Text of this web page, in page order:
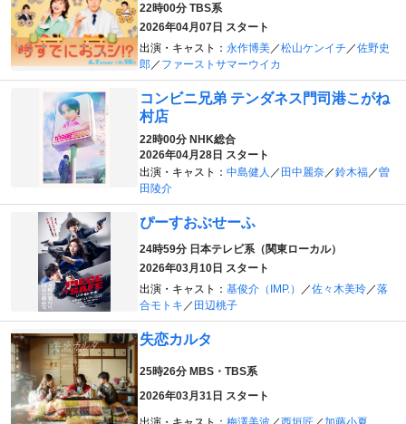
22時00分 TBS系
2026年04月07日 スタート
出演・キャスト： 永作博美／松山ケンイチ ／佐野史
郎／ ファーストサマーウイカ
コンビニ兄弟 テンダネス門司港こがね
村店
22時00分 NHK総合
2026年04月28日 スタート
出演・キャスト： 中島健人 ／ 田中麗奈／鈴木福／曽
田陵介
ぴーすおぶせーふ
24時59分 日本テレビ系（関東ローカル）
2026年03月10日 スタート
出演・キャスト： 基俊介（IMP.） ／佐々木美玲／落
合モトキ ／ 田辺桃子
失恋カルタ
25時26分 MBS・TBS系
2026年03月31日 スタート